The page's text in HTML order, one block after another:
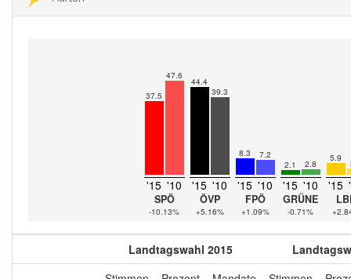
37.5
47.6
'15 '10
SPÖ
-10.13%
44.4
39.3
'15 '10
ÖVP
+5.16%
8.3 7.2
'15 '10
FPÖ
+1.09%
2.1 2.8
'15 '10
GRÜNE
-0.71%
5.9
'15
Landtagswahl 2015